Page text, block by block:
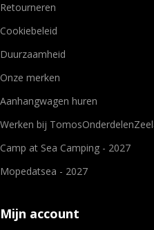
Retourneren
Cookiebeleid
Duurzaamheid
Onze merken
Aanhangwagen huren
Werken bij
Camp at Sea Camping - 2027
Mopedatsea - 2027
Mijn account